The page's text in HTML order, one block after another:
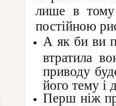
лише в тому
постійною
А як би ви
втратила
приводу
його тему і
Перш ніж